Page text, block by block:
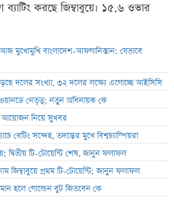
করছে জিম্বাবুয়ে। ১৫.৬ ওভার
মুখোমুখি বাংলাদেশ-আফগানিস্তান: যেভাবে
দলের সংখ্যা, ৩২ দলের লক্ষ্যে এগোচ্ছে আইসিসি
ওয়ানডে নেতৃত্ব; নতুন অধিনায়ক কে
আয়োজন নিয়ে সুখবর
বেটিং সন্দেহ, তদন্তের মুখে বিশ্বচ্যাম্পিয়রা
দ্বিতীয় টি-টোয়েন্টি শেষ, জানুন ফলাফল
জিম্বাবুয়ে প্রথম টি-টোয়েন্টি; জানুন ফলাফল
হলে গোল্ডেন বুট জিতবেন কে